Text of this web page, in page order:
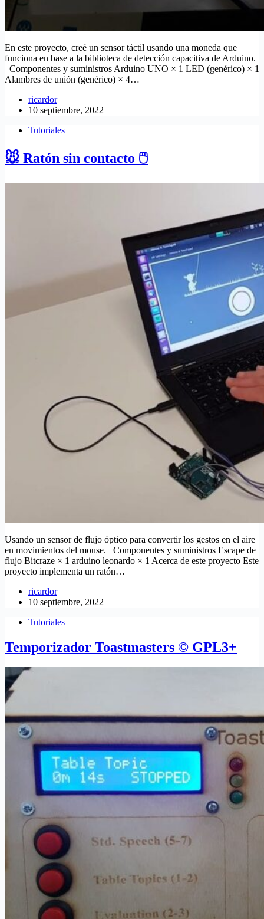
En este proyecto, creé un sensor táctil usando una moneda que
funciona en base a la biblioteca de detección capacitiva de Arduino.
Componentes y suministros Arduino UNO × 1 LED (genérico) × 1
Alambres de unión (genérico) × 4…
ricardor
10 septiembre, 2022
Tutoriales
🐭 Ratón sin contacto 🖱️
Usando un sensor de flujo óptico para convertir los gestos en el aire
en movimientos del mouse. Componentes y suministros Escape de
flujo Bitcraze × 1 arduino leonardo × 1 Acerca de este proyecto Este
proyecto implementa un ratón…
ricardor
10 septiembre, 2022
Tutoriales
Temporizador Toastmasters © GPL3+